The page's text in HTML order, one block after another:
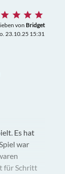
von Bridget
23.10.25 15:31
Es hat
war
für Schritt